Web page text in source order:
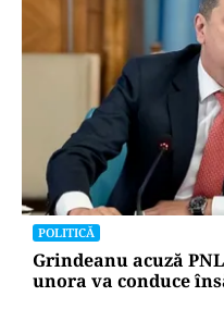
POLITICĂ
Grindeanu acuză
unora va conduce